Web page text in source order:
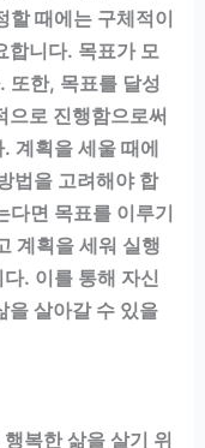
할 때에는 구체적이
합니다. 목표가 모
또한, 목표를 달성
으로 진행함으로써
계획을 세울 때에
법을 고려해야 합
다면 목표를 이루기
계획을 세워 실행
. 이를 통해 자신
을 살아갈 수 있을
복한 삶을 살기 위